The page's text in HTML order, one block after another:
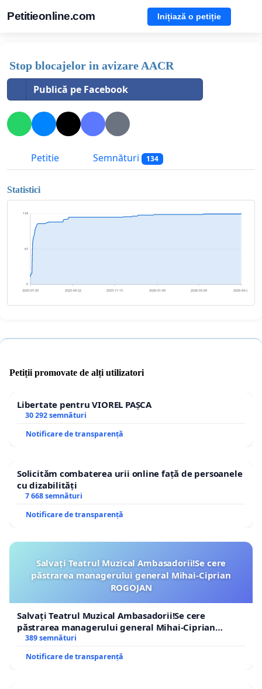
Petitieonline.com Inițiază o petiție
Stop blocajelor in avizare AACR
Publică pe Facebook
Petitie Semnături 134
Statistici
0
67
134
2025-07-29 2025-09-22 2025-11-15 2026-01-09 2026-03-04 2026-04-28
Petiții promovate de alți utilizatori
Libertate pentru VIOREL PAȘCA
30 292 semnături
Notificare de transparență
Solicităm combaterea urii online față de persoanele
cu dizabilități
7 668 semnături
Notificare de transparență
Salvați Teatrul Muzical Ambasadorii!Se cere
păstrarea managerului general Mihai-Ciprian
ROGOJAN
Salvați Teatrul Muzical Ambasadorii!Se cere
păstrarea managerului general Mihai-Ciprian
ROGOJAN
389 semnături
Notificare de transparență